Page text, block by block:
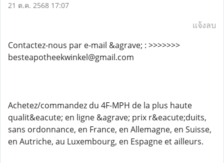
21 ต.ค. 2568 17:07
แจ้งลบ
Contactez-nous par e-mail &agrave; : >>>>>>>
besteapotheekwinkel@gmail.com
Achetez/commandez du 4F-MPH de la plus haute
qualit&eacute; en ligne &agrave; prix r&eacute;duits,
sans ordonnance, en France, en Allemagne, en Suisse,
en Autriche, au Luxembourg, en Espagne et ailleurs.